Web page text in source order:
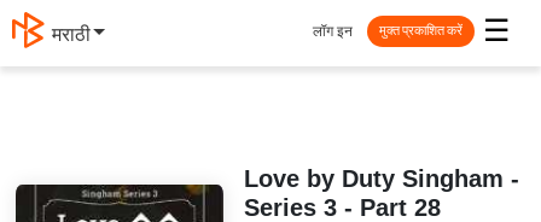
मराठी ☰
लॉग इन मुक्त प्रकाशित करें
Love by ️️Duty Singham -
Series 3 - Part 28